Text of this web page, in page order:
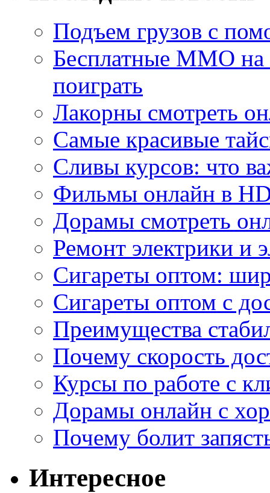
Подъем грузов с
Бесплатные MMO
поиграть
Лакорны смотреть
Самые красивые
Сливы курсов: что
Фильмы онлайн в
Дорамы смотреть
Ремонт электрики и
Сигареты оптом:
Сигареты оптом с
Преимущества
Почему скорость
Курсы по работе с
Дорамы онлайн с
Почему болит
Интересное